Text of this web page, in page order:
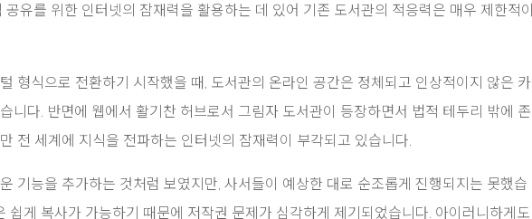
유를 위한 인터넷의 잠재력을 활용하는 데 있어 기존 도서관의 적응력은 매우 제한적이
형식으로 전환하기 시작했을 때, 도서관의 온라인 공간은 정체되고 인상적이지 않은 카
니다. 반면에 웹에서 활기찬 허브로서 그림자 도서관이 등장하면서 법적 테두리 밖에 존
전 세계에 지식을 전파하는 인터넷의 잠재력이 부각되고 있습니다.
기능을 추가하는 것처럼 보였지만, 사서들이 예상한 대로 순조롭게 진행되지는 못했습
쉽게 복사가 가능하기 때문에 저작권 문제가 심각하게 제기되었습니다. 아이러니하게도